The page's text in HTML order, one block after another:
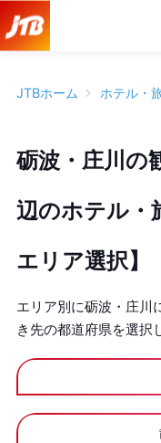
JTBホーム ホテル・
砺波・庄川の
辺のホテル・
エリア選択】
エリア別に砺波・庄川
き先の都道府県を選択